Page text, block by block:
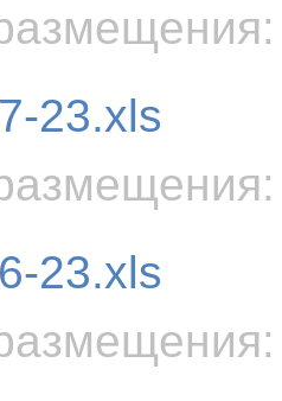
23.xls
23.xls